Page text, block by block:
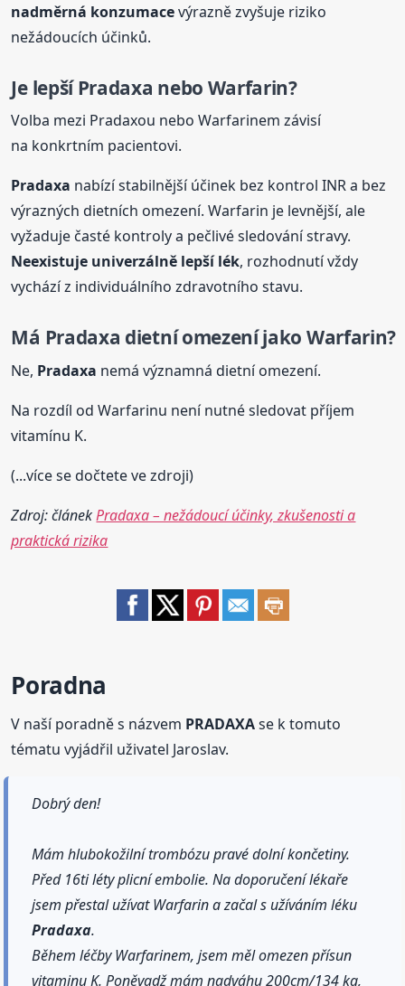
nadměrná konzumacevýrazně zvyšuje riziko
nežádoucích účinků.
Je lepšíPradaxa nebo Warfarin?
Volba mezi Pradaxou nebo Warfarinem závisí
na konkrtním pacientovi.
Pradaxa nabízí stabilnější účinek bez kontrol INR a bez
výrazných dietních omezení. Warfarin je levnější, ale
vyžaduje časté kontroly a pečlivé sledování stravy.
Neexistuje univerzálně lepší lék, rozhodnutí vždy
vychází z individuálního zdravotního stavu.
Má Pradaxa dietní omezení jako Warfarin?
Ne, Pradaxa nemá významná dietní omezení.
Na rozdíl od Warfarinu není nutné sledovat příjem
vitamínu K.
(...více se dočtete ve zdroji)
Zdroj: článekPradaxa – nežádoucí účinky, zkušenosti a
praktická rizika
Poradna
V naší poradně s názvem PRADAXAse k tomuto
tématu vyjádřil uživatel Jaroslav.
Dobrý den!
Mám hlubokožilní trombózu pravé dolní končetiny.
Před 16ti léty plicní embolie. Na doporučení lékaře
jsem přestal užívat Warfarin a začal s užíváním léku
Pradaxa.
Během léčby Warfarinem, jsem měl omezen přísun
vitaminu K. Poněvadž mám nadváhu 200cm/134 kg,